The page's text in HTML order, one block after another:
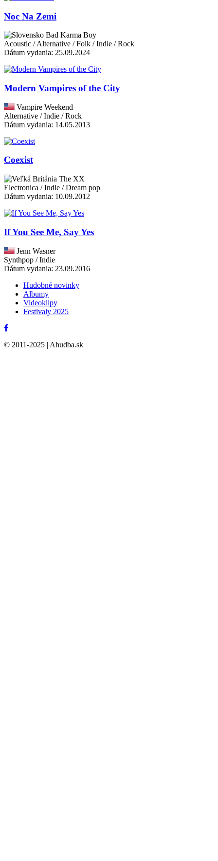
Noc Na Zemi
Bad Karma Boy
Acoustic / Alternative / Folk / Indie / Rock
Dátum vydania: 25.09.2024
Modern Vampires of the City
Vampire Weekend
Alternative / Indie / Rock
Dátum vydania: 14.05.2013
Coexist
The XX
Electronica / Indie / Dream pop
Dátum vydania: 10.09.2012
If You See Me, Say Yes
Jenn Wasner
Synthpop / Indie
Dátum vydania: 23.09.2016
Hudobné novinky
Albumy
Videoklipy
Festivaly 2025
© 2011-2025 | Ahudba.sk